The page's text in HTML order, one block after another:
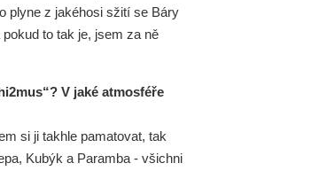
plyne z jakéhosi sžití se Báry
to tak je, jsem za ně
V jaké atmosféře
si ji takhle pamatovat, tak
Kubýk a Paramba - všichni